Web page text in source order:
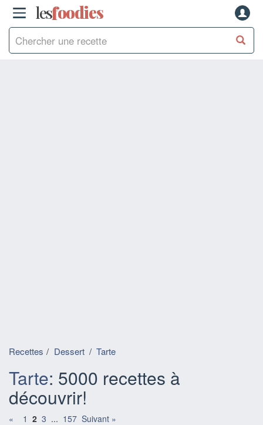
lesfoodies
Recettes Dessert / Tarte
Tarte: 5000 recettes à
découvrir!
« 1 2 3 ... 157 Suivant »